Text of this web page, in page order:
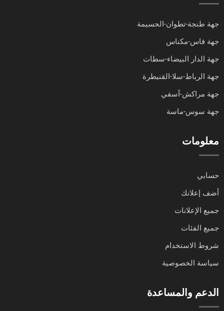
جهة طنجة-تطوان-الحسيمة
جهة فاس-مكناس
جهة الدار البيضاء-سطات
جهة الرباط-سلا-القنيطرة
جهة مراكش-آسفي
جهة سوس-ماسة
معلومات
حسابي
أضف إعلانك
جميع الإعلانات
جميع الفئات
شروط الاستخدام
سياسة الخصوصية
الدعم والمساعدة